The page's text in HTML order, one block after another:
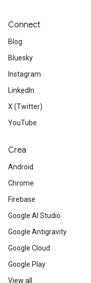
Connect
Blog
Bluesky
Instagram
LinkedIn
X (Twitter)
YouTube
Crea
Android
Chrome
Firebase
Google AI Studio
Google Antigravity
Google Cloud
Google Play
View all